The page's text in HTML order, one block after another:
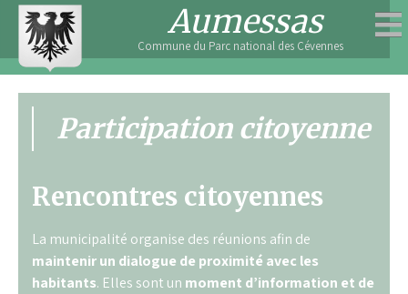
Skip
content
Aumessas
Commune du Parc national des Cévennes
Participation citoyenne
Rencontres citoyennes
La municipalité organise des réunions afin de
maintenir un dialogue de proximité avec les
habitants. Elles sont un moment d’information et de